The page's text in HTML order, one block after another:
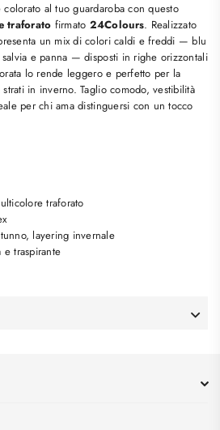
al tuo guardaroba con questo
traforato firmato 24Colours. Realizzato
un mix di colori caldi e freddi — blu
salvia e panna — disposti in righe orizzontali
lo rende leggero e perfetto per la
in inverno. Taglio comodo, vestibilità
per chi ama distinguersi con un tocco
traforato
layering invernale
traspirante